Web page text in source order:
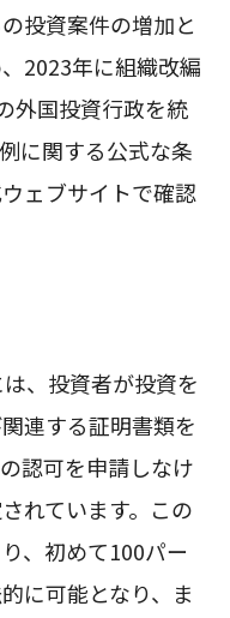
投資案件の増加と
2023年に組織改編
外国投資行政を統
に関する公式な条
ェブサイトで確認
、投資者が投資を
連する証明書類を
認可を申請しなけ
れています。この
、初めて100パー
に可能となり、ま